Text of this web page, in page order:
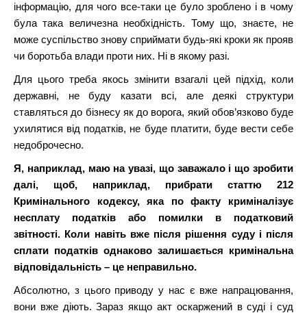
інформацію, для чого все-таки це було зроблено і в чому
була така величезна необхідність. Тому що, знаєте, не
може суспільство знову сприймати будь-які кроки як прояв
чи боротьба влади проти них. Ні в якому разі.
Для цього треба якось змінити взагалі цей підхід, коли
державні, не буду казати всі, але деякі структури
ставляться до бізнесу як до ворога, який обов’язково буде
ухилятися від податків, не буде платити, буде вести себе
недоброчесно.
Я, наприклад, маю на увазі, що заважало і що зробити
далі, щоб, наприклад, прибрати статтю 212
Кримінального кодексу, яка по факту криміналізує
несплату податків або помилки в податковий
звітності. Коли навіть вже після рішення суду і після
сплати податків однаково залишається кримінальна
відповідальність – це неправильно.
Абсолютно, з цього приводу у нас є вже напрацювання,
вони вже діють. Зараз якщо акт оскаржений в суді і суд